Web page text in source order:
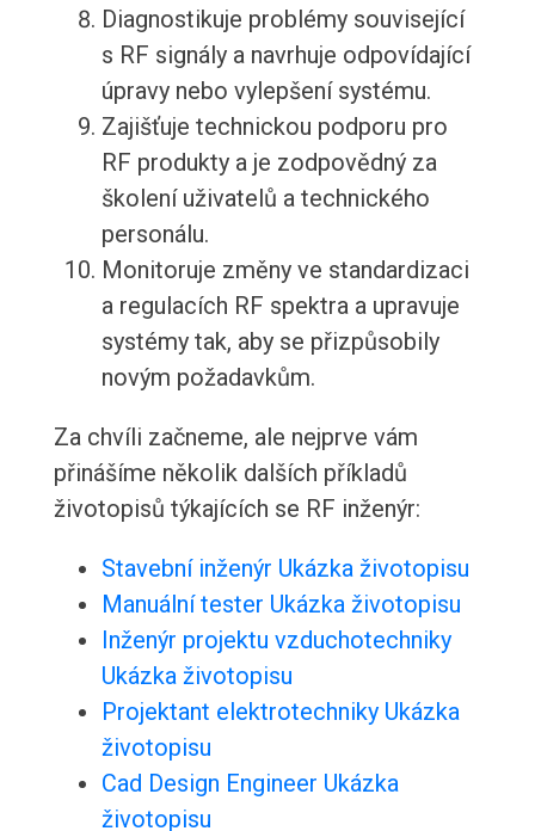
Diagnostikuje problémy související
s RF signály a navrhuje odpovídající
úpravy nebo vylepšení systému.
Zajišťuje technickou podporu pro
RF produkty a je zodpovědný za
školení uživatelů a technického
personálu.
Monitoruje změny ve standardizaci
a regulacích RF spektra a upravuje
systémy tak, aby se přizpůsobily
novým požadavkům.
Za chvíli začneme, ale nejprve vám
přinášíme několik dalších příkladů
životopisů týkajících se RF inženýr:
Stavební inženýr Ukázka životopisu
Manuální tester Ukázka životopisu
Inženýr projektu vzduchotechniky
Ukázka životopisu
Projektant elektrotechniky Ukázka
životopisu
Cad Design Engineer Ukázka
životopisu